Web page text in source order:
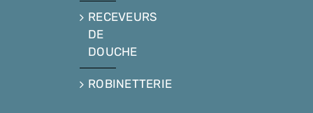
RECEVEURS
DE
DOUCHE
ROBINETTERIE